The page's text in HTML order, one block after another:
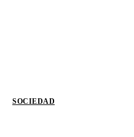
SOCIEDAD